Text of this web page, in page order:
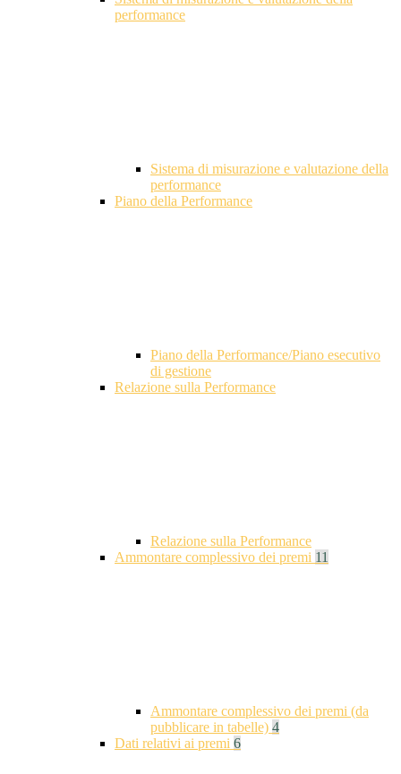
performance
Sistema di misurazione e valutazione della
performance
Piano della Performance
Piano della Performance/Piano esecutivo
di gestione
Relazione sulla Performance
Relazione sulla Performance
Ammontare complessivo dei premi 11
Ammontare complessivo dei premi (da
pubblicare in tabelle) 4
Dati relativi ai premi 6